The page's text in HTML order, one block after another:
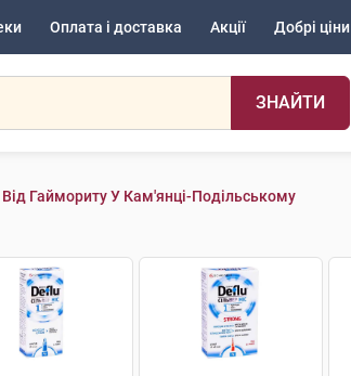
Оплата і доставка Акції Добрі ціни
ЗНАЙТИ
Гаймориту У Кам'янці-Подільському